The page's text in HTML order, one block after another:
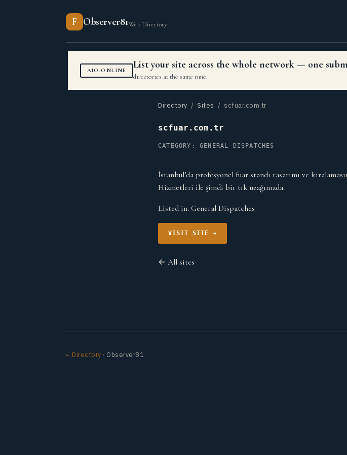
F Observer81Web Directory
AIO.ONLINE List your site across the whole network — one
directories at the same time.
Directory / Sites / scfuar.com.tr
scfuar.com.tr
CATEGORY: GENERAL DISPATCHES
İstanbul’da profesyonel fuar standı tasarımı ve
Hizmetleri ile şimdi bir tık uzağınızda.
Listed in: General Dispatches
VISIT SITE →
← All sites
← Directory · Observer81